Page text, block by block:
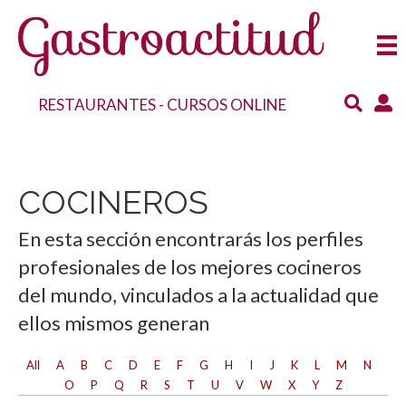
RESTAURANTES- CURSOS ONLINE
COCINEROS
En esta sección encontrarás los perfiles
profesionales de los mejores cocineros
del mundo, vinculados a la actualidad que
ellos mismos generan
All A B C D E F G H I J K L M
N
O
P Q R S T U V W X Y Z